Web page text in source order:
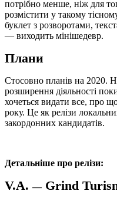
потрібно менше, ніж для
розмістити у такому
буклет з розворотами,
— виходить мінішедевр.
Плани
Стосовно планів на 2020.
розширення діяльності
хочеться видати все, про
року. Це як релізи
закордонних кандидатів.
Детальніше про релізи:
V.A.—Grind